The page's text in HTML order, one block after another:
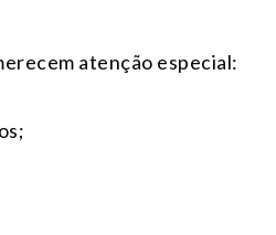
atenção especial: